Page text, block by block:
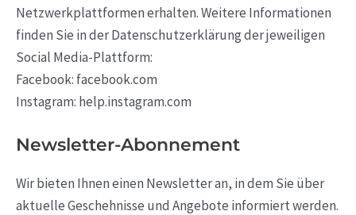
Netzwerkplattformen erhalten. Weitere Informationen
finden Sie in der Datenschutzerklärung der jeweiligen
Social Media-Plattform:
Facebook: facebook.com
Instagram: help.instagram.com
Newsletter-Abonnement
Wir bieten Ihnen einen Newsletter an, in dem Sie über
aktuelle Geschehnisse und Angebote informiert werden.